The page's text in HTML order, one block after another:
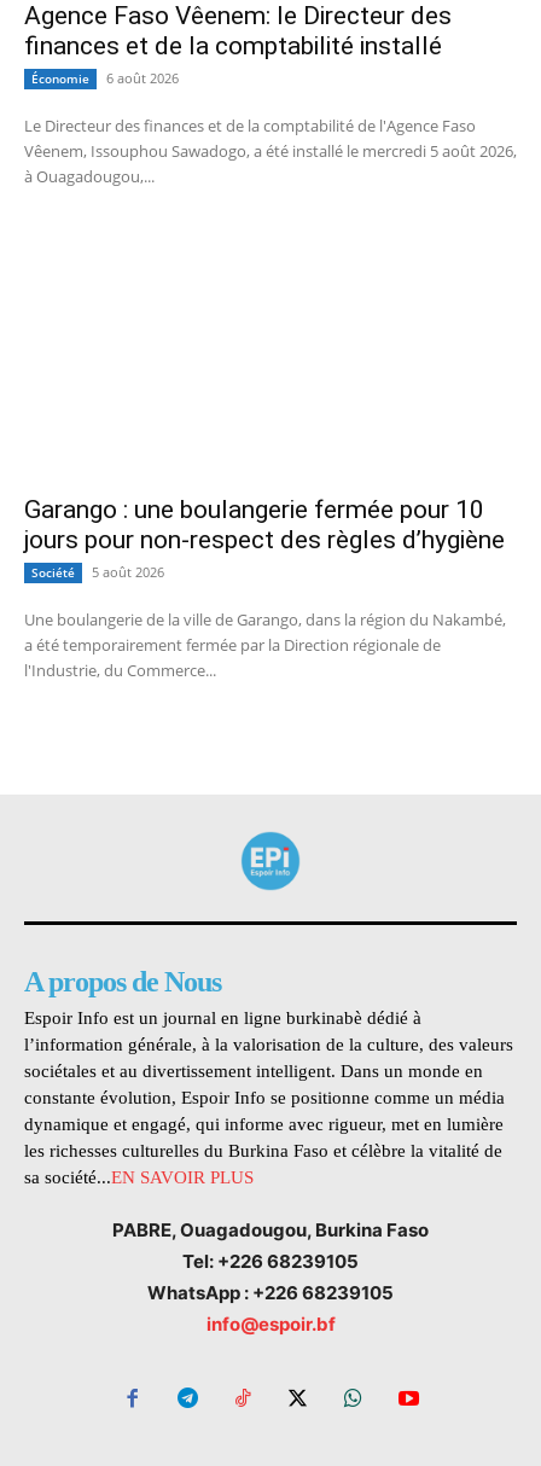
Agence Faso Vêenem: le Directeur des
finances et de la comptabilité installé
Économie 6 août 2026
Le Directeur des finances et de la comptabilité de l'Agence Faso
Vêenem, Issouphou Sawadogo, a été installé le mercredi 5 août 2026,
à Ouagadougou,...
Garango : une boulangerie fermée pour 10
jours pour non-respect des règles d’hygiène
Société 5 août 2026
Une boulangerie de la ville de Garango, dans la région du Nakambé,
a été temporairement fermée par la Direction régionale de
l'Industrie, du Commerce...
A propos de Nous
Espoir Info est un journal en ligne burkinabè dédié à
l’information générale, à la valorisation de la culture, des valeurs
sociétales et au divertissement intelligent. Dans un monde en
constante évolution, Espoir Info se positionne comme un média
dynamique et engagé, qui informe avec rigueur, met en lumière
les richesses culturelles du Burkina Faso et célèbre la vitalité de
sa société...EN SAVOIR PLUS
PABRE, Ouagadougou, Burkina Faso
Tel: +226 68239105
WhatsApp : +226 68239105
info@espoir.bf